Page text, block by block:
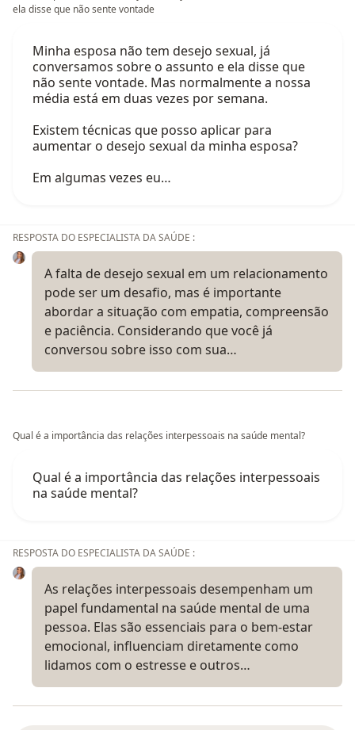
ela disse que não sente vontade
Minha esposa não tem desejo sexual, já
conversamos sobre o assunto e ela disse que
não sente vontade. Mas normalmente a nossa
média está em duas vezes por semana.
Existem técnicas que posso aplicar para
aumentar o desejo sexual da minha esposa?
Em algumas vezes eu…
RESPOSTA DO ESPECIALISTA DA SAÚDE :
A falta de desejo sexual em um relacionamento
pode ser um desafio, mas é importante
abordar a situação com empatia, compreensão
e paciência. Considerando que você já
conversou sobre isso com sua…
Qual é a importância das relações interpessoais na saúde mental?
Qual é a importância das relações interpessoais
na saúde mental?
RESPOSTA DO ESPECIALISTA DA SAÚDE :
As relações interpessoais desempenham um
papel fundamental na saúde mental de uma
pessoa. Elas são essenciais para o bem-estar
emocional, influenciam diretamente como
lidamos com o estresse e outros…